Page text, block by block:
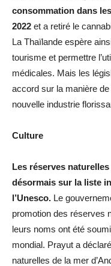
consommation dans
2022 et a retiré le
La Thaïlande espère
tourisme et permettre
médicales. Mais les
accord sur la manière
nouvelle industrie
Culture
Les réserves
désormais sur la liste
l’Unesco. Le
promotion des réserves
leurs noms ont été
mondial. Prayut a
naturelles de la mer